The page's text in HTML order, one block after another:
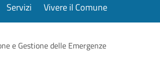
Servizi Vivere il Comune
e Gestione delle Emergenze